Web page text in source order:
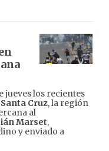
jueves los recientes
Santa Cruz, la región
al
Marset,
y enviado a